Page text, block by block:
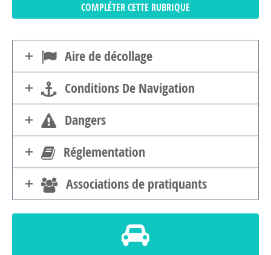
COMPLÉTER CETTE RUBRIQUE
Aire de décollage
Conditions De Navigation
Dangers
Réglementation
Associations de pratiquants